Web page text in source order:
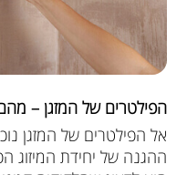
הפילטרים של המזגן –
אל הפילטרים של המזגן
ההגנה של יחידת המיזוג